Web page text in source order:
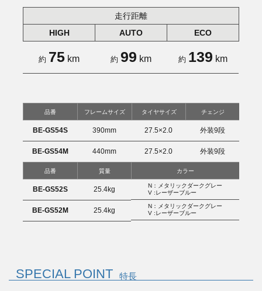
走行距離
HIGH
AUTO ECO
約 75 km 約 99 km 約 139 km
品番
BE-GS54S
BE-GS54M
フレームサイズ
390mm
440mm
タイヤサイズ
27.5×2.0
27.5×2.0
チェンジ
外装9段
外装9段
品番
BE-GS52S
BE-GS52M
質量
25.4kg
25.4kg
カラー
N：メタリックダークグレー
V :レーザーブルー
N：メタリックダークグレー
V :レーザーブルー
SPECIAL POINT 特長